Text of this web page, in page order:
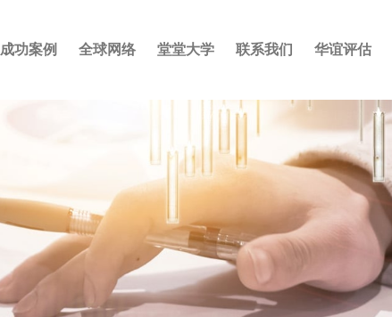
成功案例 全球网络 堂堂大学 联系我们 华谊评估